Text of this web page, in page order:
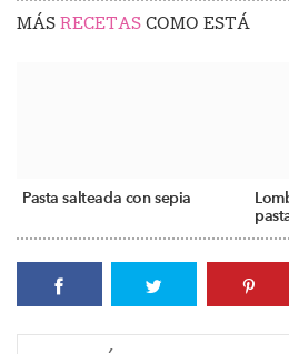
MÁS RECETAS COMO ESTÁ
Pasta salteada con sepia